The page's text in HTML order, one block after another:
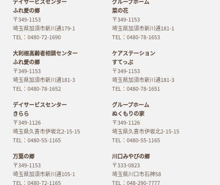
ふれ愛の郷
〒349-1153
埼玉県加須市新川通179-1
TEL：0480-72-1690
菜の花
〒349-1153
埼玉県加須市新川通181-1
TEL：0480-78-1653
大利根高齢者相談センター
ふれ愛の郷
〒349-1153
埼玉県加須市新川通181-3
TEL：0480-78-1652
ケアステーション
すてっぷ
〒349-1153
埼玉県加須市新川通181-3
TEL：0480-78-1651
デイサービスセンター
きらら
〒349-1126
埼玉県久喜市伊坂北2-15-15
TEL：0480-55-1165
グループホーム
ぬくもりの家
〒349-1126
埼玉県久喜市伊坂北2-15-15
TEL：0480-55-1165
万葉の郷
〒349-1153
埼玉県加須市新川通105-1
TEL：0480-72-1165
川口みやびの郷
〒333-0823
埼玉県川口市石神58
TEL：048-290-7777